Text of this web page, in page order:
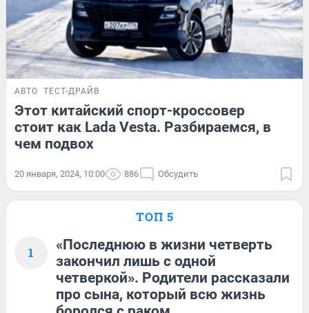
АВТО ТЕСТ-ДРАЙВ
Этот китайский спорт-кроссовер
стоит как Lada Vesta. Разбираемся, в
чем подвох
20 января, 2024, 10:00 886 Обсудить
ТОП 5
1
«Последнюю в жизни четверть
закончил лишь с одной
четверкой». Родители рассказали
про сына, который всю жизнь